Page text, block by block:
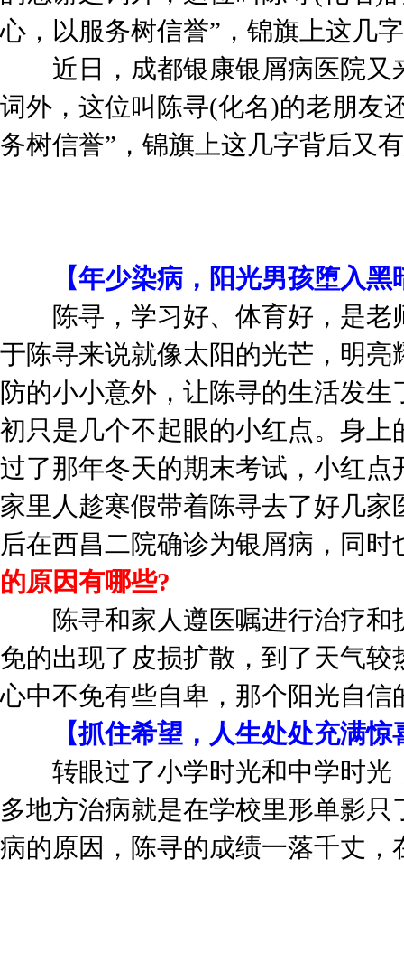
心，以服务树信誉”，锦旗上这几
近日，成都银康银屑病医院又
词外，这位叫陈寻(化名)的老朋友
务树信誉”，锦旗上这几字背后又
【年少染病，阳光男孩堕入黑
陈寻，学习好、体育好，是老
于陈寻来说就像太阳的光芒，明
防的小小意外，让陈寻的生活发
初只是几个不起眼的小红点。身
过了那年冬天的期末考试，小红
家里人趁寒假带着陈寻去了好几
后在西昌二院确诊为银屑病，同
的原因有哪些?
陈寻和家人遵医嘱进行治疗和
免的出现了皮损扩散，到了天气
心中不免有些自卑，那个阳光自信
【抓住希望，人生处处充满惊
转眼过了小学时光和中学时光
多地方治病就是在学校里形单影
病的原因，陈寻的成绩一落千丈